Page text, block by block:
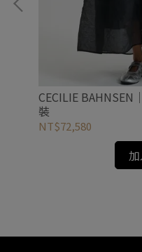
CECILIE BAHNSEN
裝
NT$72,580